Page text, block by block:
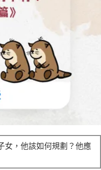
女，他該如何規劃？他應